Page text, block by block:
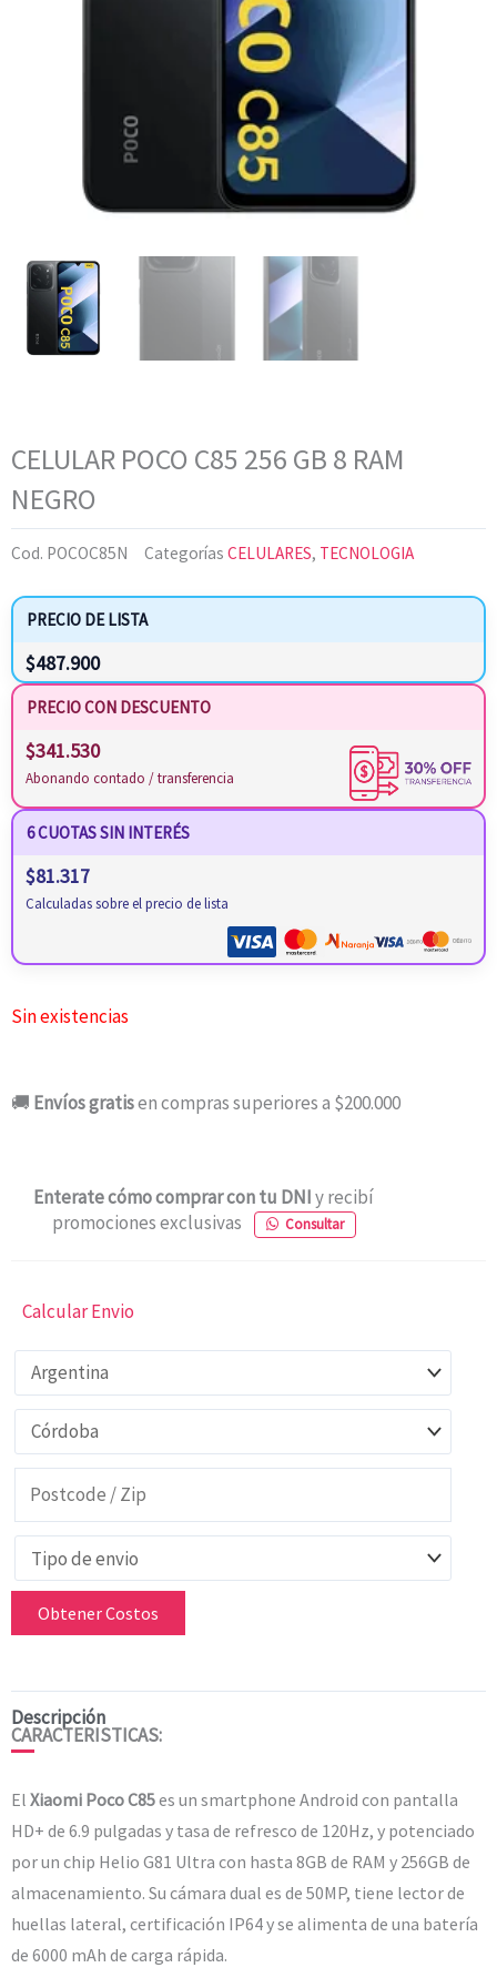
CELULAR POCO C85 256 GB 8 RAM
NEGRO
Cod. POCOC85N Categorías CELULARES, TECNOLOGIA
PRECIO DE LISTA
$487.900
PRECIO CON DESCUENTO
$341.530
Abonando contado / transferencia
6 CUOTAS SIN INTERÉS
$81.317
Calculadas sobre el precio de lista
Sin existencias
🚚 Envíos gratisen compras superiores a $200.000
Enterate cómo comprar con tu DNIy recibí
promociones exclusivas
Consultar
Calcular Envio
Obtener Costos
Descripción
CARACTERISTICAS:
El Xiaomi Poco C85es un smartphone Android con pantalla
HD+ de 6.9 pulgadas y tasa de refresco de 120Hz, y potenciado
por un chip Helio G81 Ultra con hasta 8GB de RAM y 256GB de
almacenamiento. Su cámara dual es de 50MP, tiene lector de
huellas lateral, certificación IP64 y se alimenta de una batería
de 6000 mAh de carga rápida.